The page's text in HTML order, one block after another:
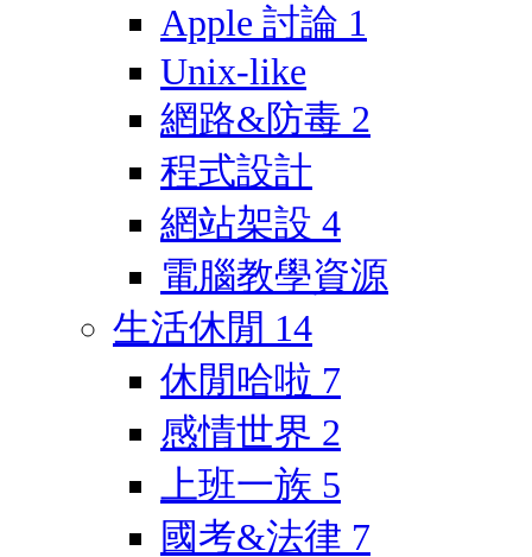
Apple 討論 1
Unix-like
網路&防毒 2
程式設計
網站架設 4
電腦教學資源
生活休閒 14
休閒哈啦 7
感情世界 2
上班一族 5
國考&法律 7